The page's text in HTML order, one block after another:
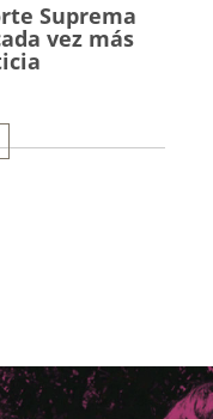
Suprema
vez más